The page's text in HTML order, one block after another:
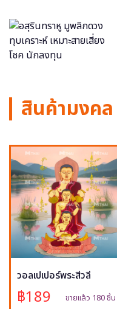
สินค้ามงคล
วอลเปเปอร์พระสีวลี
฿189 ขายแล้ว 180 ชิ้น